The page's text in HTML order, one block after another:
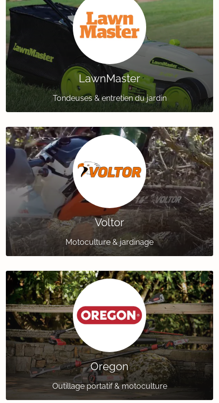
LawnMaster
Tondeuses & entretien du jardin
Voltor
Motoculture & jardinage
Oregon
Outillage portatif & motoculture